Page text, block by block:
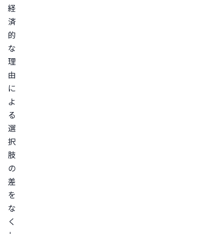
経
済
的
な
理
由
に
よ
る
選
択
肢
の
差
を
な
く